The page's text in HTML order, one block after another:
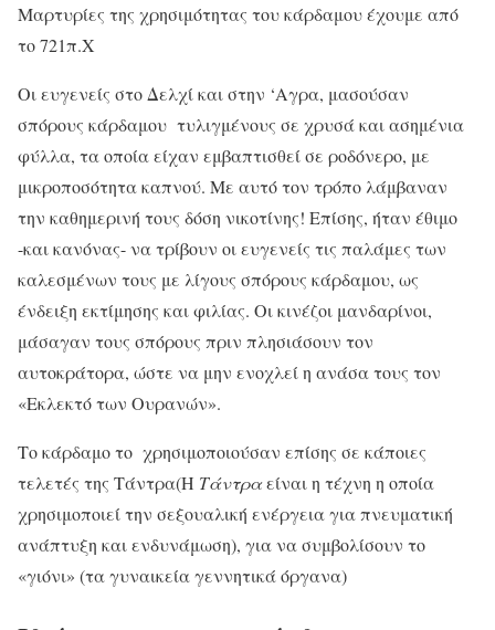
Μαρτυρίες της χρησιμότητας του κάρδαμου έχουμε από
το 721π.Χ
Οι ευγενείς στο Δελχί και στην ‘Αγρα, μασούσαν
σπόρους κάρδαμου τυλιγμένους σε χρυσά και ασημένια
φύλλα, τα οποία είχαν εμβαπτισθεί σε ροδόνερο, με
μικροποσότητα καπνού. Με αυτό τον τρόπο λάμβαναν
την καθημερινή τους δόση νικοτίνης! Επίσης, ήταν έθιμο
-και κανόνας- να τρίβουν οι ευγενείς τις παλάμες των
καλεσμένων τους με λίγους σπόρους κάρδαμου, ως
ένδειξη εκτίμησης και φιλίας. Οι κινέζοι μανδαρίνοι,
μάσαγαν τους σπόρους πριν πλησιάσουν τον
αυτοκράτορα, ώστε να μην ενοχλεί η ανάσα τους τον
«Εκλεκτό των Ουρανών».
Το κάρδαμο το χρησιμοποιούσαν επίσης σε κάποιες
τελετές της Τάντρα(Η Τάντραείναι η τέχνη η οποία
χρησιμοποιεί την σεξουαλική ενέργεια για πνευματική
ανάπτυξη και ενδυνάμωση), για να συμβολίσουν το
«γιόνι» (τα γυναικεία γεννητικά όργανα)